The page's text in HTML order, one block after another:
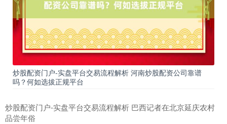
炒股配资门户-实盘平台交易流程解析 河南炒股配资公司靠谱
吗？何如选拔正规平台
炒股配资门户-实盘平台交易流程解析 巴西记者在北京延庆农村
品尝年俗